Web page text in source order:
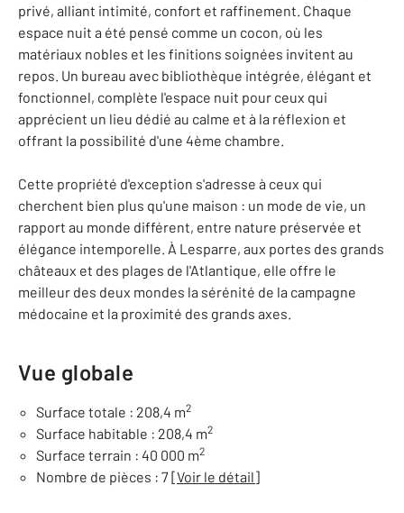
privé, alliant intimité, confort et raffinement. Chaque
espace nuit a été pensé comme un cocon, où les
matériaux nobles et les finitions soignées invitent au
repos. Un bureau avec bibliothèque intégrée, élégant et
fonctionnel, complète l'espace nuit pour ceux qui
apprécient un lieu dédié au calme et à la réflexion et
offrant la possibilité d'une 4ème chambre.
Cette propriété d'exception s'adresse à ceux qui
cherchent bien plus qu'une maison : un mode de vie, un
rapport au monde différent, entre nature préservée et
élégance intemporelle. À Lesparre, aux portes des grands
châteaux et des plages de l'Atlantique, elle offre le
meilleur des deux mondes la sérénité de la campagne
médocaine et la proximité des grands axes.
Vue globale
Surface totale : 208,4 m2
Surface habitable : 208,4 m2
Surface terrain : 40 000 m2
Nombre de pièces : 7[Voir le détail]